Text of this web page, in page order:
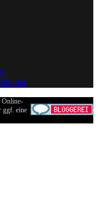
Online-
ggf. eine